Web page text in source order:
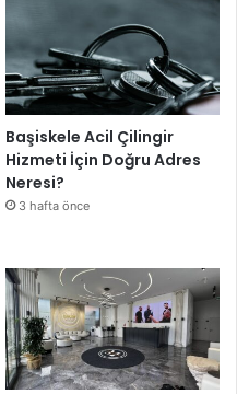
Başiskele Acil Çilingir
Hizmeti İçin Doğru Adres
Neresi?
3 hafta önce